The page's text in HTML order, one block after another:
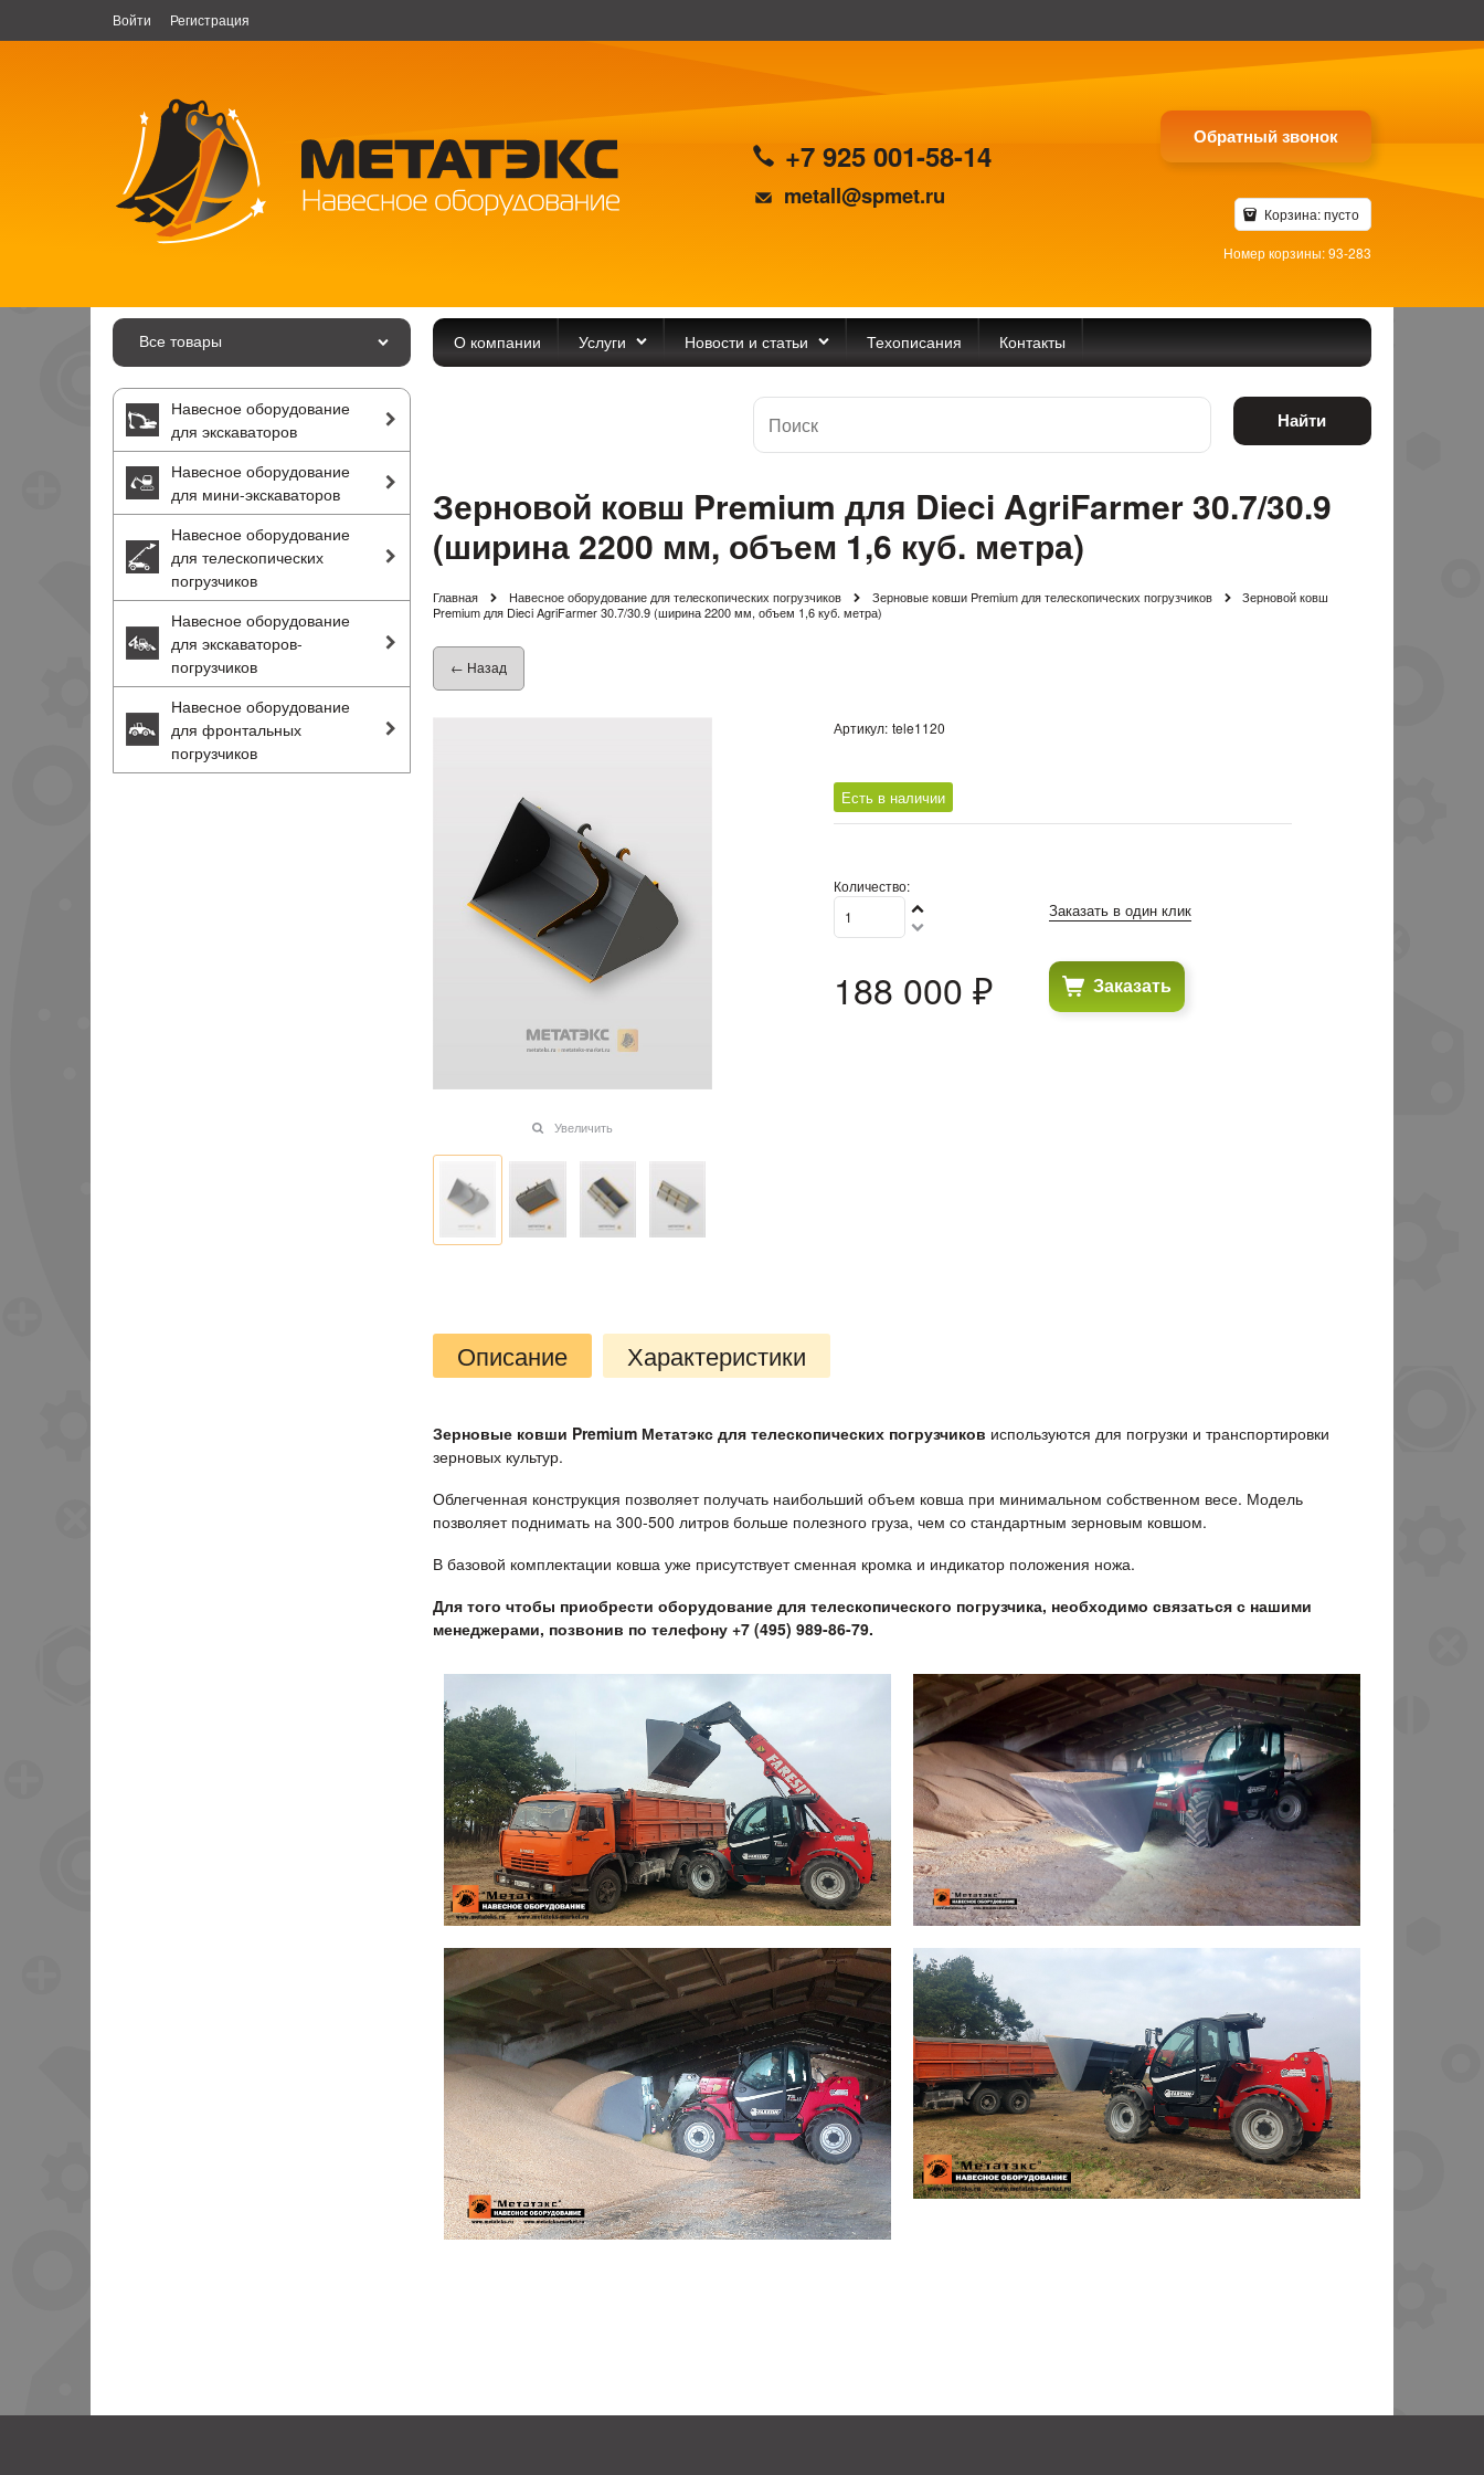
Войти Регистрация
+7 925 001-58-14
metall@spmet.ru
Обратный звонок
Корзина:пусто
Номер корзины: 93-283
Все товары О компании Услуги Новости и статьи Техописания Контакты
Навесное оборудование
для экскаваторов
Навесное оборудование
для мини-экскаваторов
Навесное оборудование
для телескопических
погрузчиков
Навесное оборудование
для экскаваторов-
погрузчиков
Навесное оборудование
для фронтальных
погрузчиков
Найти
Зерновой ковш Premium для Dieci AgriFarmer 30.7/30.9
(ширина 2200 мм, объем 1,6 куб. метра)
Главная Навесное оборудование для телескопических погрузчиков Зерновые ковши Premium для телескопических погрузчиков
Зерновой ковш
Premium для Dieci AgriFarmer 30.7/30.9 (ширина 2200 мм, объем 1,6 куб. метра)
← Назад
Увеличить
Артикул: tele1120
Есть в наличии
Количество:
188 000 ₽
Заказать в один клик
Заказать
Описание Характеристики
Зерновые ковши Premium Метатэкс для телескопических погрузчиков используются для погрузки и транспортировки
зерновых культур.
Облегченная конструкция позволяет получать наибольший объем ковша при минимальном собственном весе. Модель
позволяет поднимать на 300-500 литров больше полезного груза, чем со стандартным зерновым ковшом.
В базовой комплектации ковша уже присутствует сменная кромка и индикатор положения ножа.
Для того чтобы приобрести оборудование для телескопического погрузчика, необходимо связаться с нашими
менеджерами, позвонив по телефону +7 (495) 989-86-79.